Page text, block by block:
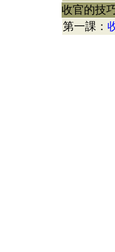
收官的技
第一課：